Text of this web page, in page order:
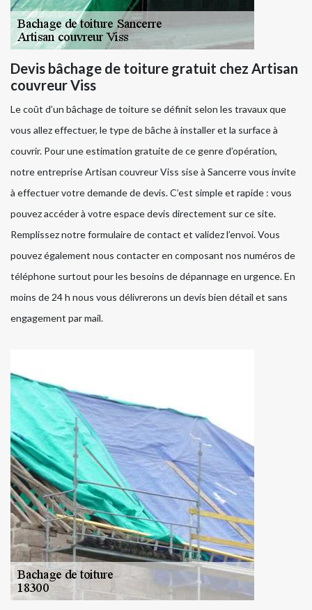
Devis bâchage de toiture gratuit chez Artisan
couvreur Viss
Le coût d’un bâchage de toiture se définit selon les travaux que
vous allez effectuer, le type de bâche à installer et la surface à
couvrir. Pour une estimation gratuite de ce genre d’opération,
notre entreprise Artisan couvreur Viss sise à Sancerre vous invite
à effectuer votre demande de devis. C’est simple et rapide : vous
pouvez accéder à votre espace devis directement sur ce site.
Remplissez notre formulaire de contact et validez l’envoi. Vous
pouvez également nous contacter en composant nos numéros de
téléphone surtout pour les besoins de dépannage en urgence. En
moins de 24 h nous vous délivrerons un devis bien détail et sans
engagement par mail.